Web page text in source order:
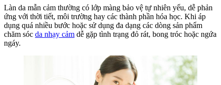
Mẫn
Cảm
Làn da mẫn cảm thường có lớp màng bảo vệ tự nhiên yếu, dễ phản
ứng với thời tiết, môi trường hay các thành phần hóa học. Khi áp
dụng quá nhiều bước hoặc sử dụng đa dạng các dòng sản phẩm
chăm sóc da nhạy cảm dễ gặp tình trạng đỏ rát, bong tróc hoặc ngứa
ngáy.